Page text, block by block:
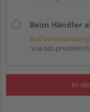
Beim Händler
Auf Vorbestellung:
In